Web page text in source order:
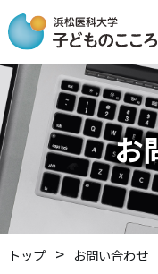
お
トップ お問い合わせ